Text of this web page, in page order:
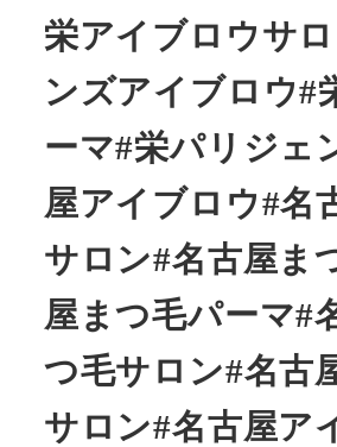
栄アイブロウサ
ンズアイブロウ#
ーマ#栄パリジェ
屋アイブロウ#名
サロン#名古屋ま
屋まつ毛パーマ#
つ毛サロン#名古
サロン#名古屋ア